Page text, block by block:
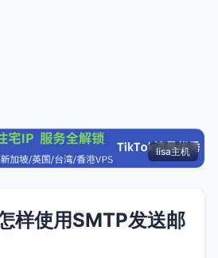
lisa主机
样使用SMTP发送邮